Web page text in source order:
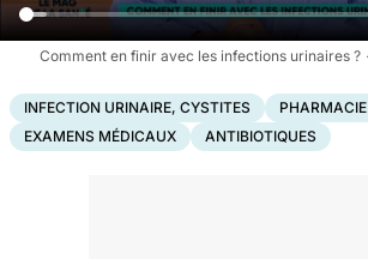
Comment en finir avec les infections urinaires ?
INFECTION URINAIRE, CYSTITES
PHARMACIE
EXAMENS MÉDICAUX
ANTIBIOTIQUES